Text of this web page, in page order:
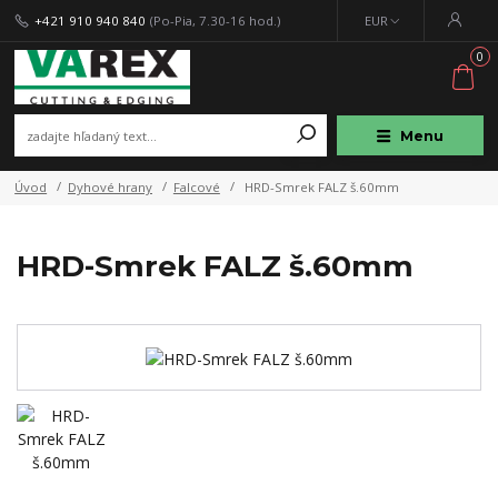
Menu
EUR
+421 910 940 840 (Po-Pia, 7.30-16 hod.)
0
Úvod Dyhové hrany Falcové HRD-Smrek FALZ š.60mm
HRD-Smrek FALZ š.60mm